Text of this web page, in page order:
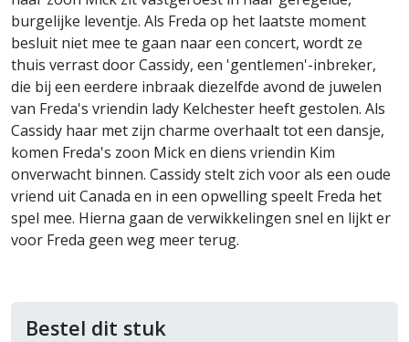
burgelijke leventje. Als Freda op het laatste moment
besluit niet mee te gaan naar een concert, wordt ze
thuis verrast door Cassidy, een 'gentlemen'-inbreker,
die bij een eerdere inbraak diezelfde avond de juwelen
van Freda's vriendin lady Kelchester heeft gestolen. Als
Cassidy haar met zijn charme overhaalt tot een dansje,
komen Freda's zoon Mick en diens vriendin Kim
onverwacht binnen. Cassidy stelt zich voor als een oude
vriend uit Canada en in een opwelling speelt Freda het
spel mee. Hierna gaan de verwikkelingen snel en lijkt er
voor Freda geen weg meer terug.
Bestel dit stuk